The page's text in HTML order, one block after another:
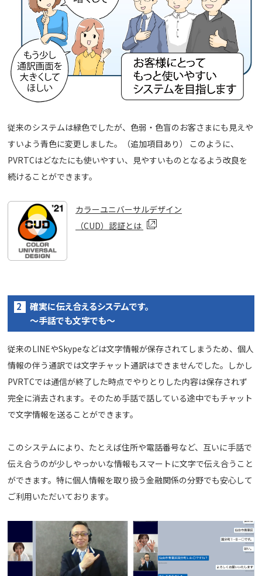
従来のシステムは緑色でしたが、色弱・色盲のお客さまにも見えや
すいよう青色に変更しました。（追加項目あり） このように、
PVRTCはどなたにも使いやすい、見やすいものとなるよう改良を
続けることができます。
カラーユニバーサルデザイン
（CUD）認証とは
確実に伝え合えるシステムです。
～手話でも文字でも～
従来のLINEやSkypeなどは文字情報が保存されてしまうため、個人
情報の伴う通訳では文字チャット通訳はできませんでした。しかし
PVRTCでは通信が終了した時点でやりとりした内容は保存されず
完全に消去されます。そのため手話で話している途中でもチャット
で文字情報を送ることができます。
このシステムにより、たとえば住所や電話番号など、互いに手話で
伝え合うのが少しやっかいな情報もスマートに文字で伝え合うこと
ができます。特に個人情報を取り扱う金融関係の分野でも安心して
ご利用いただいております。